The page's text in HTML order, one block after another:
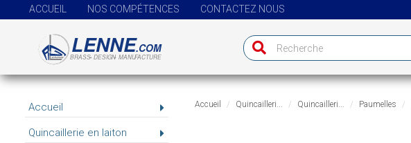
ACCUEIL NOS COMPÉTENCES CONTACTEZ NOUS
Accueil
Quincaillerie en laiton
Accueil Quincailleri... Quincailleri... Paumelles